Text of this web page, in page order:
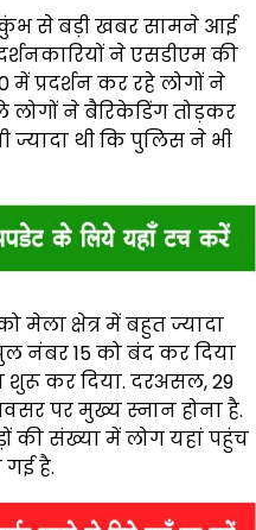
से बड़ी खबर सामने आई
ने एसडीएम की
में प्रदर्शन कर रहे लोगों ने
ने बैरिकेडिंग तोड़कर
थी कि पुलिस ने भी
मेला क्षेत्र में बहुत ज्यादा
नंबर 15 को बंद कर दिया
शुरू कर दिया. दरअसल, 29
पर मुख्य स्नान होना है.
की संख्या में लोग यहां पहुंच
गई है.